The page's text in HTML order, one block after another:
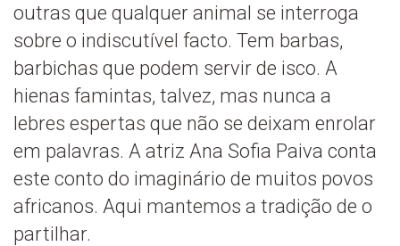
outras que qualquer animal se interroga
sobre o indiscutível facto. Tem barbas,
barbichas que podem servir de isco. A
hienas famintas, talvez, mas nunca a
lebres espertas que não se deixam enrolar
em palavras. A atriz Ana Sofia Paiva conta
este conto do imaginário de muitos povos
africanos. Aqui mantemos a tradição de o
partilhar.